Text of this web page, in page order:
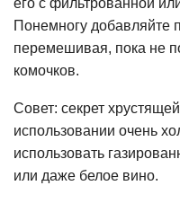
его с фильтрованной
Понемногу добавляйте
перемешивая, пока не
комочков.
Совет: секрет
использовании очень
использовать
или даже белое вино.